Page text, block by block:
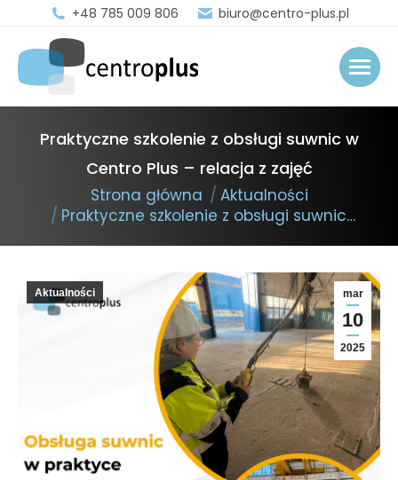
+48 785 009 806 biuro@centro-plus.pl
Praktyczne szkolenie z obsługi suwnic w
Centro Plus – relacja z zajęć
You are here:Strona główna
Aktualności
Praktyczne szkolenie z obsługi suwnic…
mar
10
2025
Aktualności